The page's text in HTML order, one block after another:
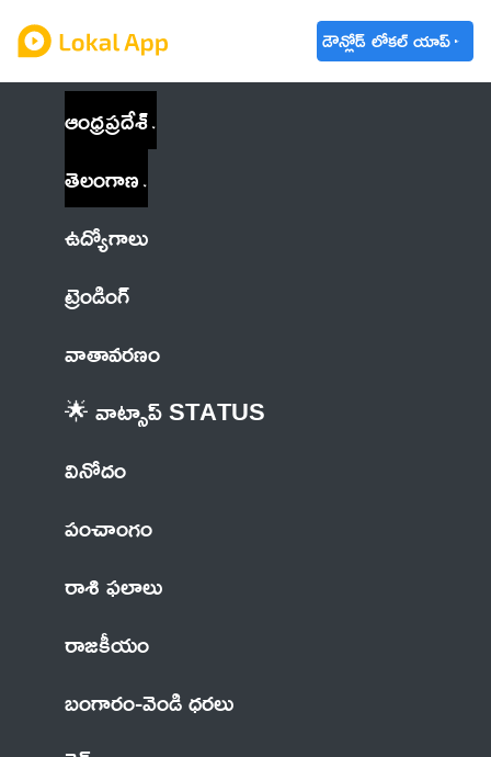
డౌన్లోడ్ లోకల్ యాప్
ఆంధ్రప్రదేశ్
తెలంగాణ
ఉద్యోగాలు
ట్రెండింగ్
వాతావరణం
🌟 వాట్సాప్ STATUS
వినోదం
పంచాంగం
రాశి ఫలాలు
రాజకీయం
బంగారం-వెండి ధరలు